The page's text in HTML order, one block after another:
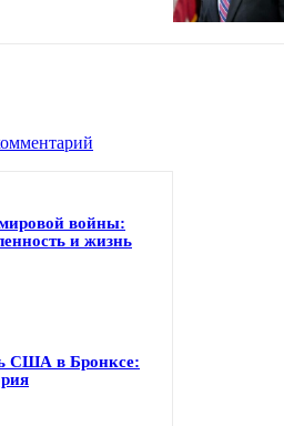
войны:
и жизнь
США в Бронксе: